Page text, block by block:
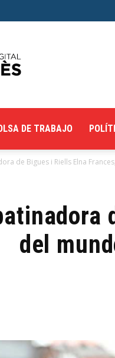
DE TRABAJO
de Bigues i Riells Elna
del